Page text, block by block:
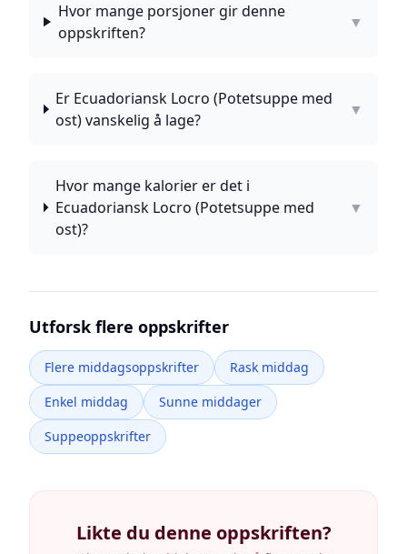
Hvor mange porsjoner gir denne
oppskriften?
▼
Er Ecuadoriansk Locro (Potetsuppe med
ost) vanskelig å lage?
▼
Hvor mange kalorier er det i
Ecuadoriansk Locro (Potetsuppe med
ost)?
▼
Utforsk flere oppskrifter
Flere middagsoppskrifter
Rask middag
Enkel middag
Sunne middager
Suppeoppskrifter
Likte du denne oppskriften?